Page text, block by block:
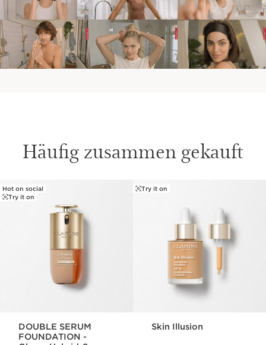
Häufig zusammen gekauft
WEITER ZUM INHALT
Hot on social
Try it on
DOUBLE SERUM
FOUNDATION -
Try it on
Skin Illusion